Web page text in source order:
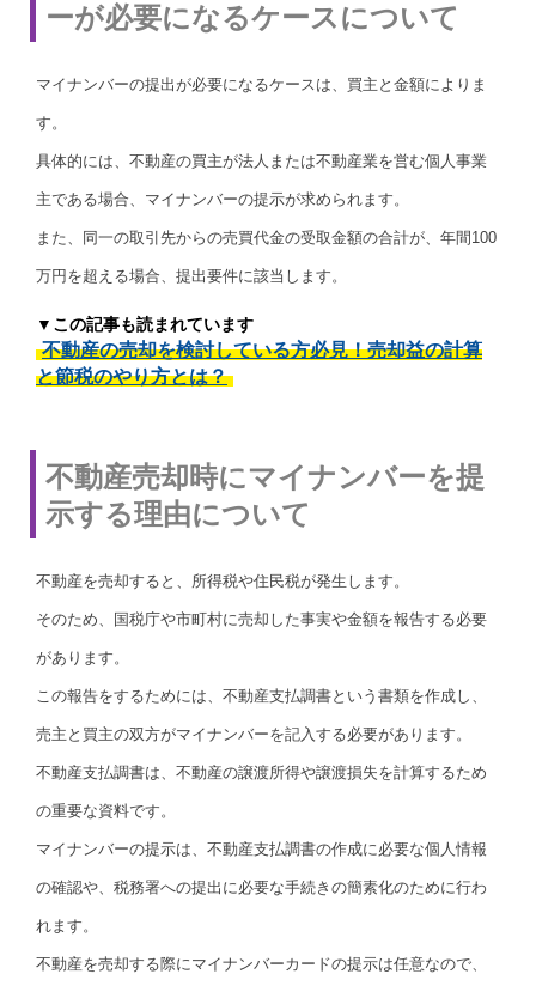
ーが必要になるケースについて
マイナンバーの提出が必要になるケースは、買主と金額によりま
す。
具体的には、不動産の買主が法人または不動産業を営む個人事業
主である場合、マイナンバーの提示が求められます。
また、同一の取引先からの売買代金の受取金額の合計が、年間100
万円を超える場合、提出要件に該当します。
▼この記事も読まれています
不動産の売却を検討している方必見！売却益の計算
と節税のやり方とは？
不動産売却時にマイナンバーを提
示する理由について
不動産を売却すると、所得税や住民税が発生します。
そのため、国税庁や市町村に売却した事実や金額を報告する必要
があります。
この報告をするためには、不動産支払調書という書類を作成し、
売主と買主の双方がマイナンバーを記入する必要があります。
不動産支払調書は、不動産の譲渡所得や譲渡損失を計算するため
の重要な資料です。
マイナンバーの提示は、不動産支払調書の作成に必要な個人情報
の確認や、税務署への提出に必要な手続きの簡素化のために行わ
れます。
不動産を売却する際にマイナンバーカードの提示は任意なので、